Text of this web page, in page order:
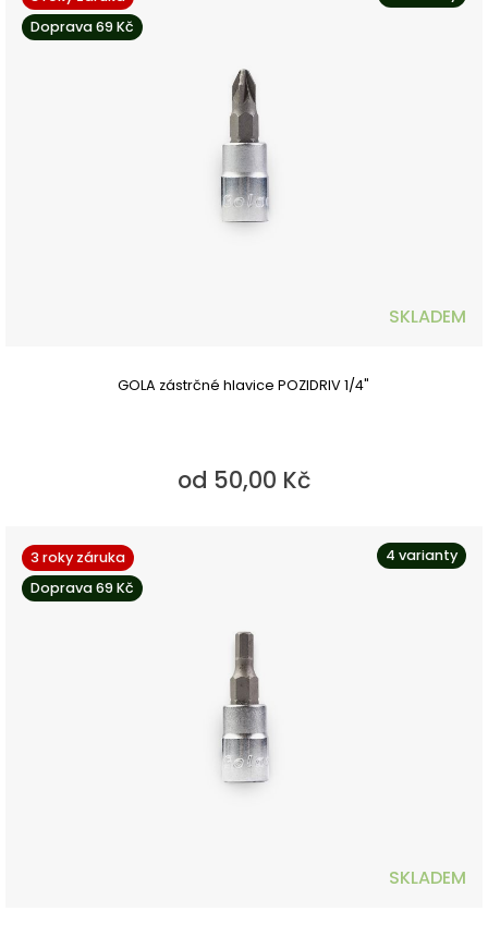
Doprava 69 Kč
SKLADEM
GOLA zástrčné hlavice POZIDRIV 1/4"
od 50,00 Kč
4 varianty
3 roky záruka
Doprava 69 Kč
SKLADEM